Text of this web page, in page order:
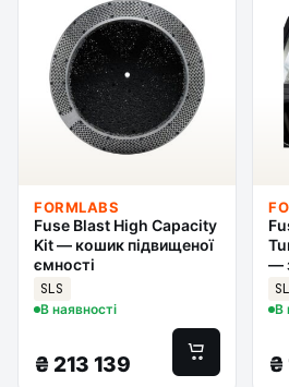
FORMLABS
Fuse Blast High Capacity
Kit — кошик підвищеної
ємності
SLS
В наявності
₴ 213 139
—
В
₴